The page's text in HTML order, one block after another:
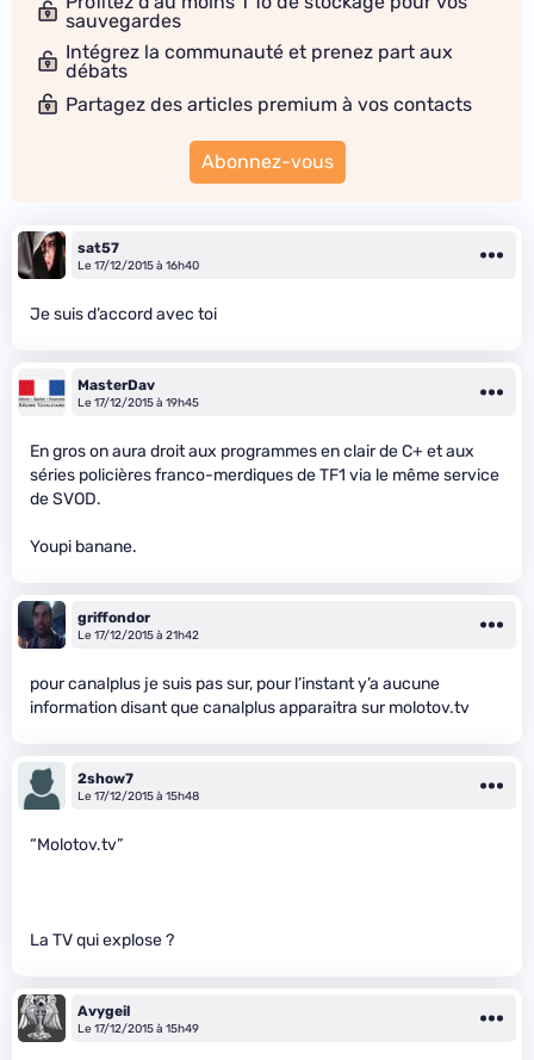
sauvegardes
Intégrez la communauté et prenez part aux
débats
Partagez des articles premium à vos contacts
Abonnez-vous
sat57
Le 17/12/2015 à 16h40
Je suis d’accord avec toi
MasterDav
Le 17/12/2015 à 19h45
En gros on aura droit aux programmes en clair de C+ et aux
séries policières franco-merdiques de TF1 via le même service
de SVOD.
Youpi banane.
griffondor
Le 17/12/2015 à 21h42
pour canalplus je suis pas sur, pour l’instant y’a aucune
information disant que canalplus apparaitra sur molotov.tv
2show7
Le 17/12/2015 à 15h48
“Molotov.tv”
La TV qui explose ?
Avygeil
Le 17/12/2015 à 15h49